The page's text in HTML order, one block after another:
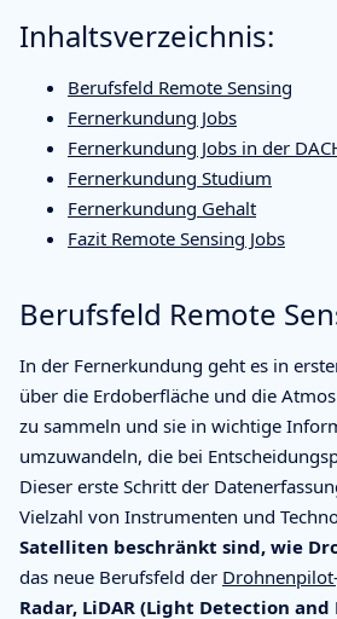
Inhaltsverzeichnis:
Berufsfeld Remote Sensing
Fernerkundung Jobs
Fernerkundung Jobs in der
Fernerkundung Studium
Fernerkundung Gehalt
Fazit Remote Sensing Jobs
Berufsfeld Remote
In der Fernerkundung geht es in
über die Erdoberfläche und die
zu sammeln und sie in wichtige
umzuwandeln, die bei
Dieser erste Schritt der
Vielzahl von Instrumenten und
Satelliten beschränkt sind, wie
das neue Berufsfeld der
Radar, LiDAR (Light Detection and